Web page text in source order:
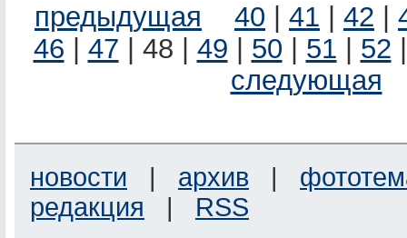
предыдущая
40 | 41 | 42 |
46 | 47 | 48 | 49 | 50 | 51 | 52
следующая
новости | архив |
редакция | RSS